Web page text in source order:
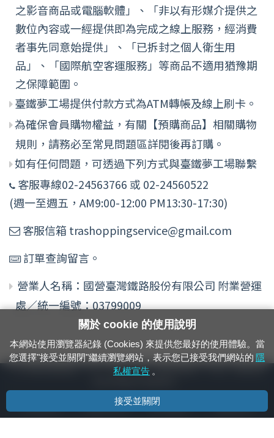
之影音商品或電腦軟體」、「非以有形媒介提供之
數位內容或一經提供即為完成之線上服務，經消費
者事先同意始提供」、「已拆封之個人衛生用
品」、「國際航空客運服務」等商品不適用猶豫期
之保障範圍。
臺鐵夢工場提供付款方式為ATM轉帳及線上刷卡。
為確保會員購物權益，有關【預購商品】相關購物
規則，請務必至常見問題區詳閱後再訂購。
如有任何問題，可透過下列方式與臺鐵夢工場聯繫
客服專線02-24563766 或 02-24560522
(週一至週五，AM9:00-12:00 PM13:30-17:30)
客服信箱 trashoppingservice@gmail.com
訂單查詢留言。
營業人名稱：國營臺灣鐵路股份有限公司 附業營運
處／統一編號：03799009
24小時緊急通報電話：1933（市話、手機，僅限發現軌道、平交道、橋樑及隧
資通安全政策 著作權聲明
關於 cookie 的使用說明
本網站使用瀏覽器紀錄 (Cookies) 來提供您最好的使用體驗。當
您選擇"接受並關閉"繼續瀏覽網站，表示您已接受我們網站的 隱
私權宣告 。
接受並關閉